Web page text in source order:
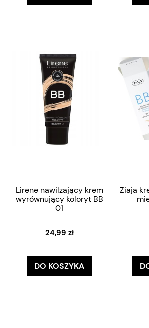
Lirene nawilżający krem
wyrównujący koloryt BB
01
24,99 zł
DO KOSZYKA
Ziaja